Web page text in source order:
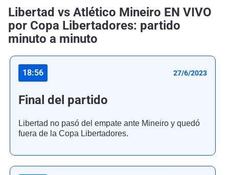
Libertad vs Atlético Mineiro EN VIVO
por Copa Libertadores: partido
minuto a minuto
18:56 27/6/2023
Final del partido
Libertad no pasó del empate ante Mineiro y quedó
fuera de la Copa Libertadores.